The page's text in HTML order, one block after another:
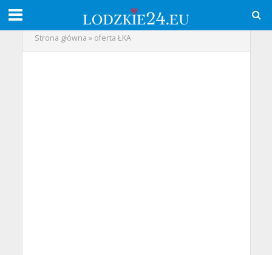
Strona główna » oferta ŁKA